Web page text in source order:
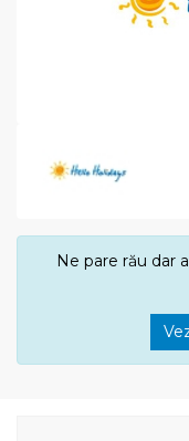
Ne pare rău dar